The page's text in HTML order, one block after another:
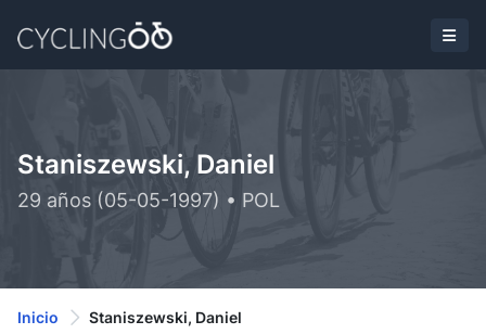
Staniszewski, Daniel
29 años (05-05-1997) • POL
Inicio Staniszewski, Daniel